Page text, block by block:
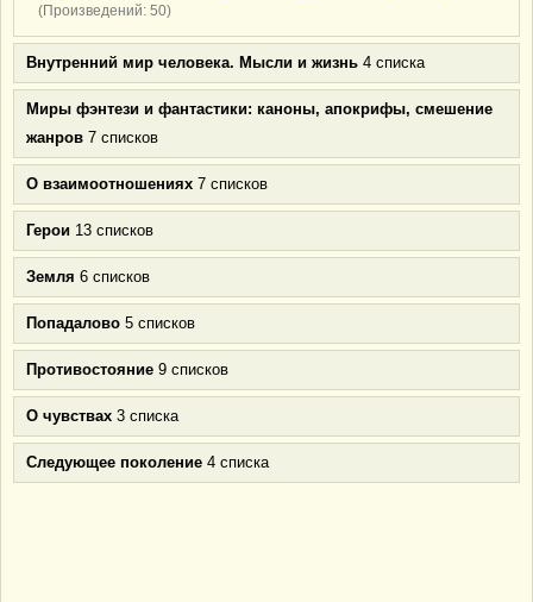
(Произведений: 50)
Внутренний мир человека. Мысли и жизнь 4 списка
Миры фэнтези и фантастики: каноны, апокрифы, смешение
жанров 7 списков
О взаимоотношениях 7 списков
Герои 13 списков
Земля 6 списков
Попадалово 5 списков
Противостояние 9 списков
О чувствах 3 списка
Следующее поколение 4 списка